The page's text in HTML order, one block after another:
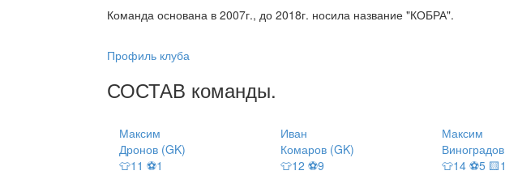
Команда основана в 2007г., до 2018г. носила название "КОБРА".
Профиль клуба
СОСТАВ команды.
Максим
Дронов (GK)
👕11 ⚽1
Иван
Комаров (GK)
👕12 ⚽9
Максим
Виноградов
👕14 ⚽5 🟨1